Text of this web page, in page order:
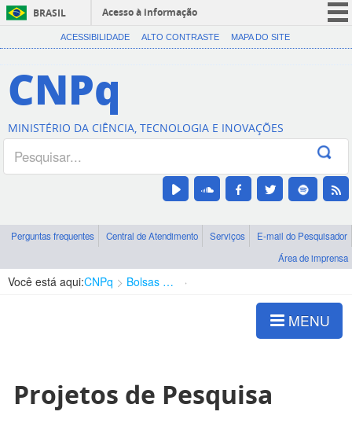
BRASIL
Acesso à informação
CORONAVÍRUS (COVID-19)
Canais
ACESSIBILIDADE ALTO CONTRASTE MAPA DO SITE
CNPq
MINISTÉRIO DA CIÊNCIA, TECNOLOGIA E INOVAÇÕES
Perguntas frequentes Central de Atendimento Serviços
E-mail do Pesquisador
Área de imprensa
Você está aqui:CNPq Bolsas e Auxílios Vigentes
MENU
Projetos de Pesquisa